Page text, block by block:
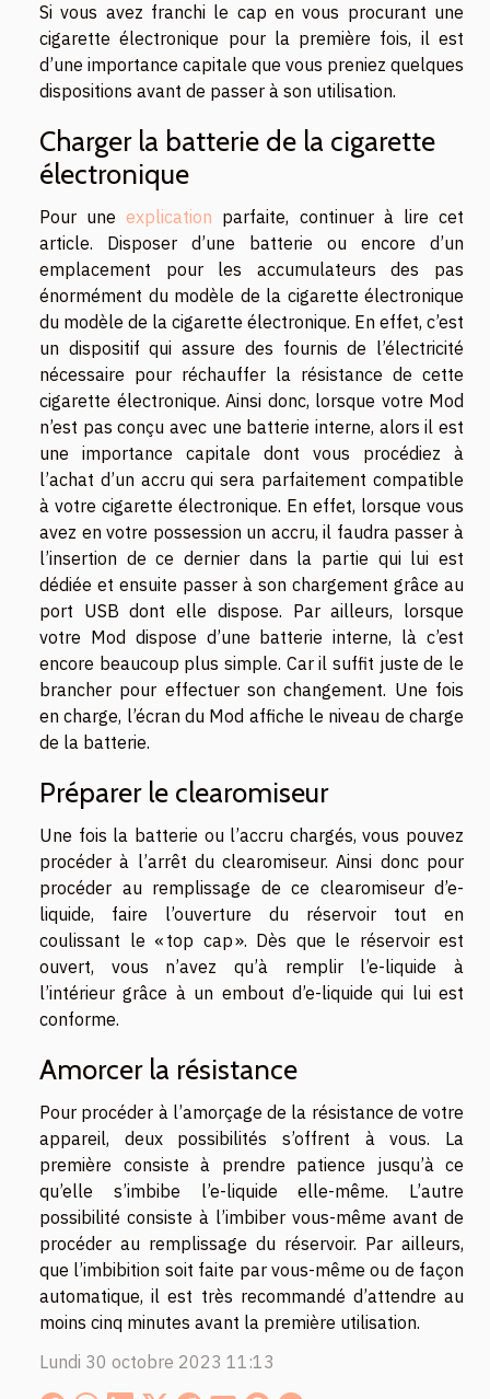
Si vous avez franchi le cap en vous procurant une
cigarette électronique pour la première fois, il est
d’une importance capitale que vous preniez quelques
dispositions avant de passer à son utilisation.
Charger la batterie de la cigarette
électronique
Pour uneexplication parfaite, continuer à lire cet
article. Disposer d’une batterie ou encore d’un
emplacement pour les accumulateurs des pas
énormément du modèle de la cigarette électronique
du modèle de la cigarette électronique. En effet, c’est
un dispositif qui assure des fournis de l’électricité
nécessaire pour réchauffer la résistance de cette
cigarette électronique. Ainsi donc, lorsque votre Mod
n’est pas conçu avec une batterie interne, alors il est
une importance capitale dont vous procédiez à
l’achat d’un accru qui sera parfaitement compatible
à votre cigarette électronique. En effet, lorsque vous
avez en votre possession un accru, il faudra passer à
l’insertion de ce dernier dans la partie qui lui est
dédiée et ensuite passer à son chargement grâce au
port USB dont elle dispose. Par ailleurs, lorsque
votre Mod dispose d’une batterie interne, là c’est
encore beaucoup plus simple. Car il suffit juste de le
brancher pour effectuer son changement. Une fois
en charge, l’écran du Mod affiche le niveau de charge
de la batterie.
Préparer le clearomiseur
Une fois la batterie ou l’accru chargés, vous pouvez
procéder à l’arrêt du clearomiseur. Ainsi donc pour
procéder au remplissage de ce clearomiseur d’e-
liquide, faire l’ouverture du réservoir tout en
coulissant le « top cap ». Dès que le réservoir est
ouvert, vous n’avez qu’à remplir l’e-liquide à
l’intérieur grâce à un embout d’e-liquide qui lui est
conforme.
Amorcer la résistance
Pour procéder à l’amorçage de la résistance de votre
appareil, deux possibilités s’offrent à vous. La
première consiste à prendre patience jusqu’à ce
qu’elle s’imbibe l’e-liquide elle-même. L’autre
possibilité consiste à l’imbiber vous-même avant de
procéder au remplissage du réservoir. Par ailleurs,
que l’imbibition soit faite par vous-même ou de façon
automatique, il est très recommandé d’attendre au
moins cinq minutes avant la première utilisation.
Lundi 30 octobre 2023 11:13